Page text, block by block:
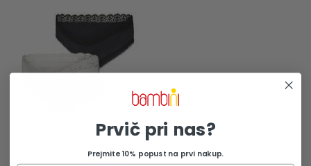
21,99 €
Prvič pri nas?
Prejmite 10% popust na prvi nakup.